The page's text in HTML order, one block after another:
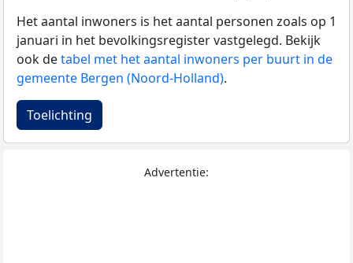
Het aantal inwoners is het aantal personen zoals op 1
januari in het bevolkingsregister vastgelegd. Bekijk
ook detabel met het aantal inwoners per buurt in de
gemeente Bergen (Noord-Holland).
Toelichting
Advertentie: